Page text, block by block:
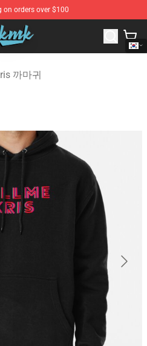
on orders over $100
KallMeKris Merchandise Shop
까마귀